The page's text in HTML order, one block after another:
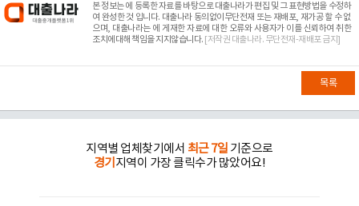
본 정보는에 등록한 자료를 바탕으로 대출나라가 편집 및 그 표현방법을 수정하
여 완성한 것 입니다. 대출나라 동의없이무단전재 또는 재배포, 재가공 할 수 없
으며, 대출나라는 에 게재한 자료에 대한 오류와 사용자가 이를 신뢰하여 취한
조치에대해 책임을 지지않습니다. [저작권 대출나라. 무단전재-재배포 금지]
목록
지역별 업체찾기에서 최근 7일 기준으로
경기 지역이 가장 클릭수가 많았어요!